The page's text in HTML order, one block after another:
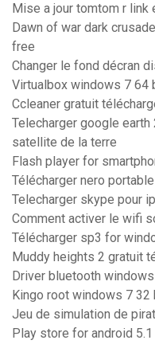
Mise a jour tomtom r link
Dawn of war dark
free
Changer le fond décran
Virtualbox windows 7 64
Ccleaner gratuit
Telecharger google
satellite de la terre
Flash player for
Télécharger nero
Telecharger skype pour
Comment activer le wifi
Télécharger sp3 for
Muddy heights 2 gratuit
Driver bluetooth
Kingo root windows 7
Jeu de simulation de
Play store for android 5.1